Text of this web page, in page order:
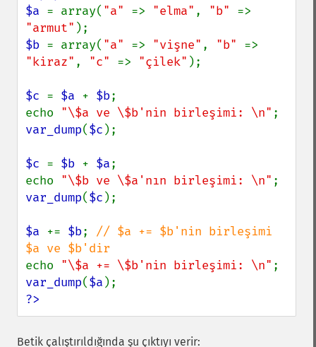
$a = array( "a" => "elma" , "b"
"armut"
$b = array( "a" => "vişne" , "b"
"kiraz" , "c" => "çilek" );
$c = $a + $b;
echo "\$a ve \$b'nin birleşimi: \n"
var_dump($c );
$c = $b + $a;
echo "\$b ve \$a'nın birleşimi: \n"
var_dump($c );
$a += $b; // $a += $b'nin birleşimi
echo "\$a += \$b'nin birleşimi: \n"
var_dump($a
?>
Betik çalıştırıldığında şu çıktıyı verir: